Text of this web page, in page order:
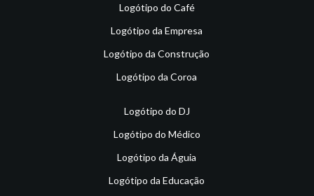
Logótipo do Café
Logótipo da Empresa
Logótipo da Construção
Logótipo da Coroa
Logótipo do DJ
Logótipo do Médico
Logótipo da Águia
Logótipo da Educação